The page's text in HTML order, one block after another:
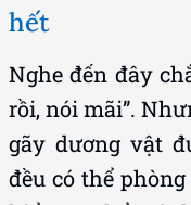
hết
Nghe đến đây
rồi, nói mãi”.
gãy dương vật
đều có thể